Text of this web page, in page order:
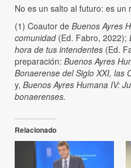
No es un salto al futuro: es un
(1) Coautor de Buenos Ayres
comunidad(Ed. Fabro, 2022);
hora de tus intendentes (Ed.
preparación: Buenos Ayres
Bonaerense del Siglo XXI, las
y, Buenos Ayres Humana IV:
bonaerenses.
Relacionado